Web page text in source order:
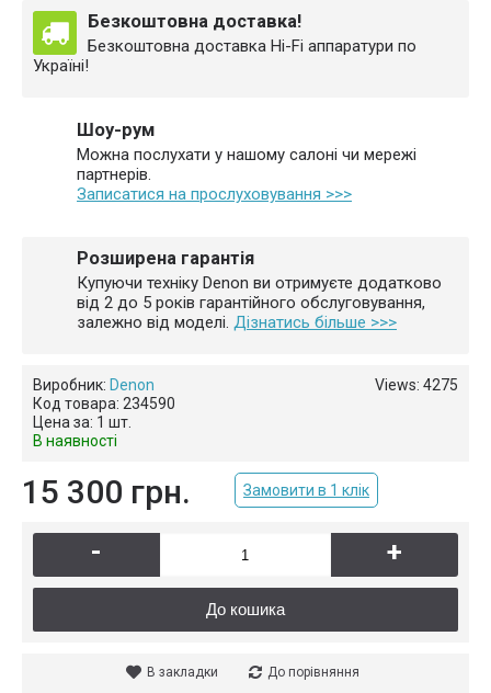
Безкоштовна доставка!
Безкоштовна доставка Hi-Fi аппаратури по
Україні!
Шоу-рум
Можна послухати у нашому салоні чи мережі
партнерів.
Записатися на прослуховування >>>
Розширена гарантія
Купуючи техніку Denon ви отримуєте додатково
від 2 до 5 років гарантійного обслуговування,
залежно від моделі. Дізнатись більше >>>
Views: 4275
Виробник: Denon
Код товара: 234590
Цена за: 1 шт.
В наявності
15 300 грн. Замовити в 1 клік
- +
До кошика
В закладки До порівняння